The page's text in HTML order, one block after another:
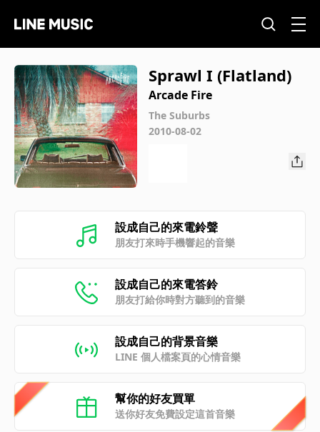
Sprawl I (Flatland)
Arcade Fire
The Suburbs
2010-08-02
設成自己的來電鈴聲
朋友打來時手機響起的音樂
設成自己的來電答鈴
朋友打給你時對方聽到的音樂
設成自己的背景音樂
LINE 個人檔案頁的心情音樂
幫你的好友買單
送你好友免費設定這首音樂